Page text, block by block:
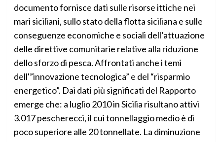
documento fornisce dati sulle risorse ittiche nei
mari siciliani, sullo stato della flotta siciliana e sulle
conseguenze economiche e sociali dell’attuazione
delle direttive comunitarie relative alla riduzione
dello sforzo di pesca. Affrontati anche i temi
dell'”innovazione tecnologica” e del “risparmio
energetico”. Dai dati più significati del Rapporto
emerge che: a luglio 2010 in Sicilia risultano attivi
3.017 pescherecci, il cui tonnellaggio medio è di
poco superiore alle 20 tonnellate. La diminuzione